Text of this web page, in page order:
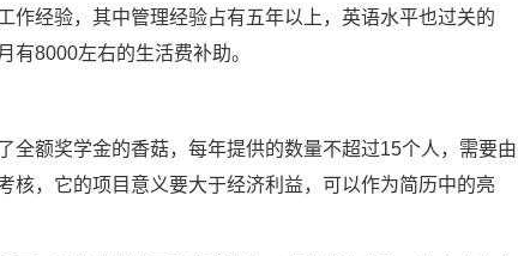
经验，其中管理经验占有五年以上，英语水平也过关的
有8000左右的生活费补助。
额奖学金的香菇，每年提供的数量不超过15个人，需要由
核，它的项目意义要大于经济利益，可以作为简历中的亮